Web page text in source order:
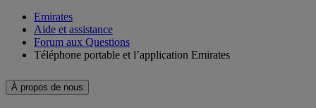
Emirates
Aide et assistance
Forum aux Questions
Téléphone portable et l’application Emirates
À propos de nous